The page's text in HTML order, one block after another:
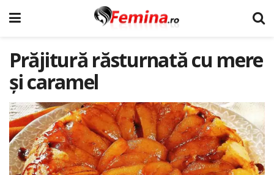
Prăjitură răsturnată cu mere
şi caramel